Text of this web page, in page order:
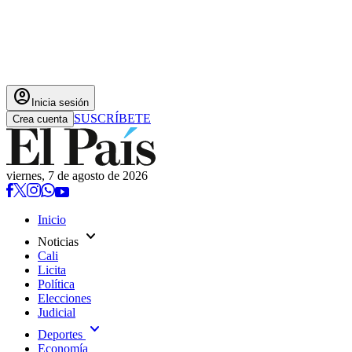
account_circle Inicia sesión
Crea cuenta SUSCRÍBETE
viernes, 7 de agosto de 2026
Inicio
Noticias expand_more
Cali
Licita
Política
Elecciones
Judicial
Deportes expand_more
Economía